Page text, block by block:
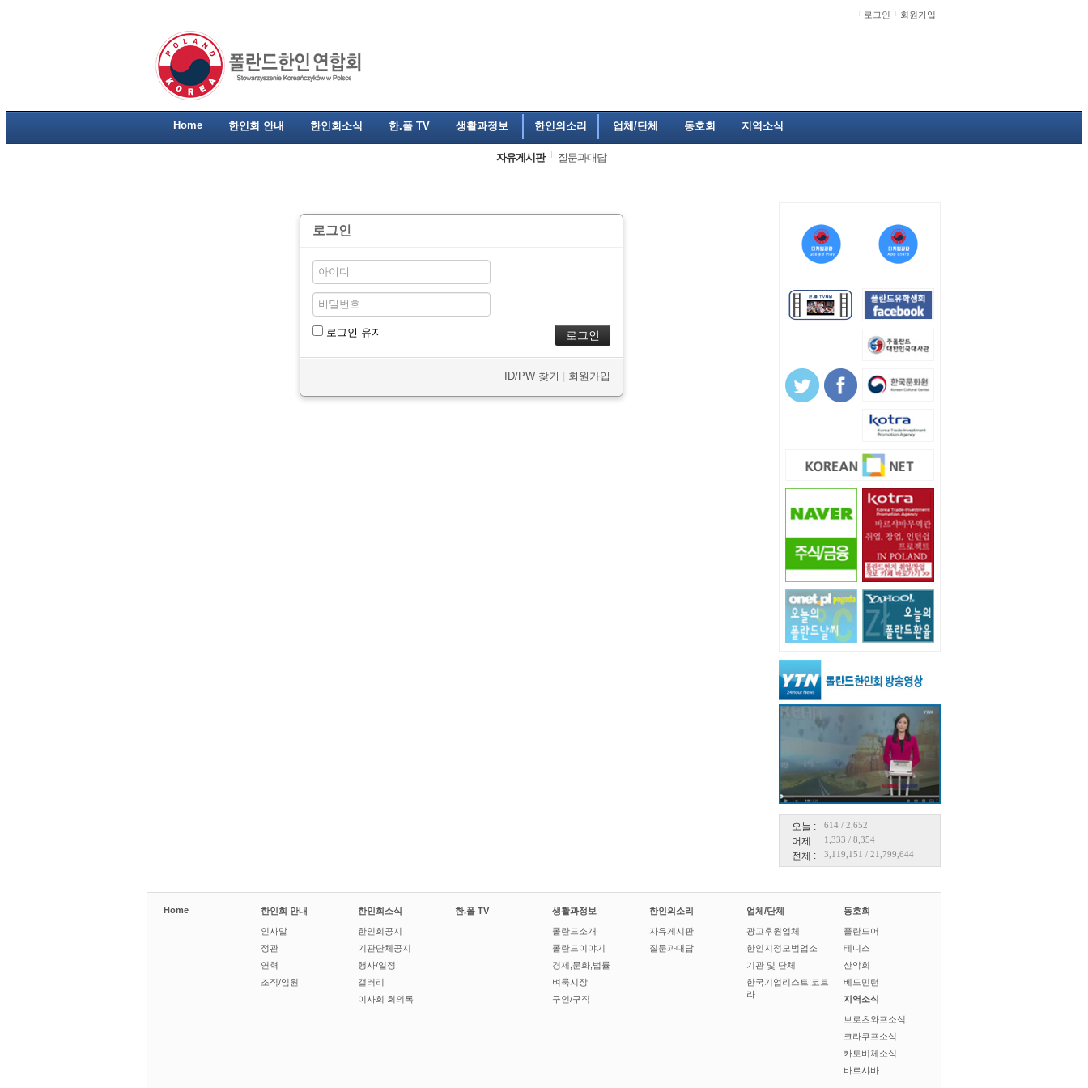
로그인 회원가입
Home 한인회 안내 한인회소식 한.폴 TV 생활과정보 한인의소리 업체/단체 동호회 지역소식
자유게시판 질문과대답
오늘 : 614 / 2,652
어제 : 1,333 / 8,354
전체 : 3,119,151 / 21,799,644
로그인
로그인 유지
ID/PW 찾기 회원가입
Home 한인회 안내
인사말
정관
연혁
조직/임원
한인회소식
한인회공지
기관단체공지
행사/일정
갤러리
이사회 회의록
한.폴 TV 생활과정보
폴란드소개
폴란드이야기
경제,문화,법률
벼룩시장
구인/구직
한인의소리
자유게시판
질문과대답
업체/단체
광고후원업체
한인지정모범업소
기관 및 단체
한국기업리스트:코트
라
동호회
폴란드어
테니스
산악회
베드민턴
지역소식
브로츠와프소식
크라쿠프소식
카토비체소식
바르샤바